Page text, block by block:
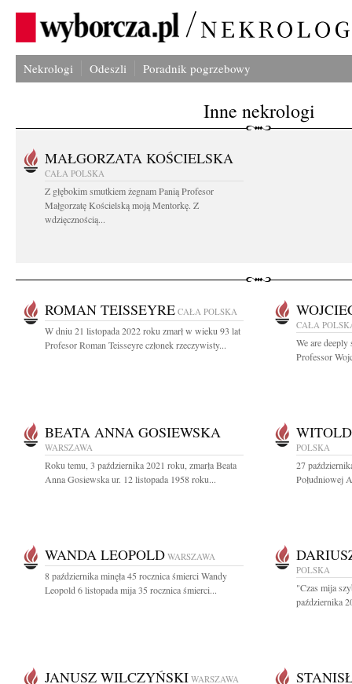
Nekrologi Odeszli Poradnik pogrzebowy
Inne nekrologi
MAŁGORZATA KOŚCIELSKA
CAŁA POLSKA
Z głębokim smutkiem żegnam Panią Profesor
Małgorzatę Kościelską moją Mentorkę. Z
wdzięcznością...
ROMAN TEISSEYRE CAŁA POLSKA
W dniu 21 listopada 2022 roku zmarł w wieku 93 lat
Profesor Roman Teisseyre członek rzeczywisty...
CAŁA
We are
Professor
BEATA ANNA GOSIEWSKA
WARSZAWA
Roku temu, 3 października 2021 roku, zmarła Beata
Anna Gosiewska ur. 12 listopada 1958 roku...
POLSKA
27
Południowej
WANDA LEOPOLD WARSZAWA
8 października minęła 45 rocznica śmierci Wandy
Leopold 6 listopada mija 35 rocznica śmierci...
POLSKA
"Czas mija
października
JANUSZ WILCZYŃSKI WARSZAWA